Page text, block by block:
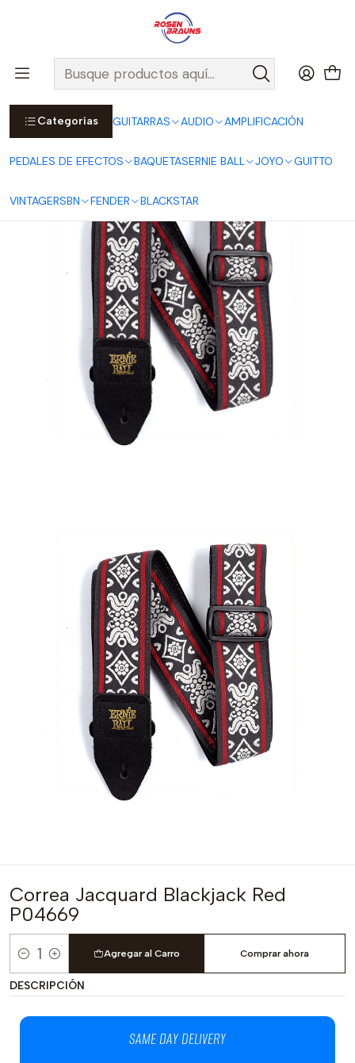
Categorías GUITARRAS AUDIO AMPLIFICACIÓN
PEDALES DE EFECTOS BAQUETASERNIE BALL JOYO GUITTO
VINTAGERSBN FENDER BLACKSTAR
Por compras sobre $25.000 en Santiago urbano, Colina o
Padre Hurtado, incluimos el despacho!
Ver Detalles
Inicio ERNIE BALL CORREAS ERNIE BALL
Jacquard Straps
Correa Jacquard Blackjack Red P04669
Correa Jacquard Blackjack Red
P04669
Cantidad
Agregar al Carro Comprar ahora
DESCRIPCIÓN